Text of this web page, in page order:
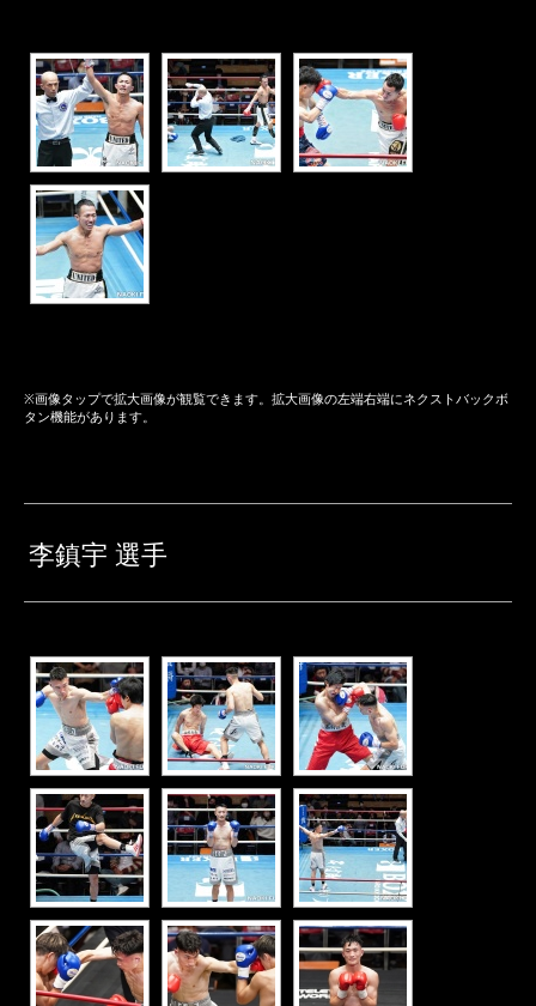
※画像タップで拡大画像が観覧できます。拡大画像の左端右端にネクストバックボ
タン機能があります。
李鎮宇 選手